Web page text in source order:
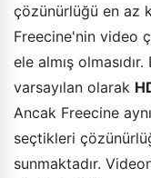
çözünürlüğü en az
Freecine'nin video
ele almış
varsayılan olarak
Ancak Freecine
seçtikleri
sunmaktadır.